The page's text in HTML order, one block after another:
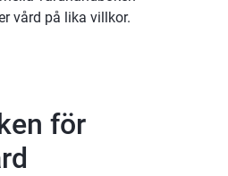
vård på lika villkor.
för